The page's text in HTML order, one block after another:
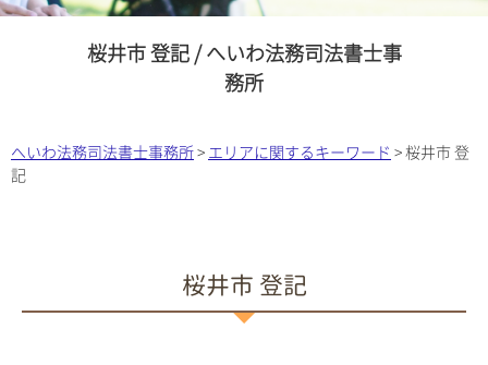
桜井市 登記 / へいわ法務司法書士事
務所
へいわ法務司法書士事務所> エリアに関するキーワード >桜井市 登
記
桜井市 登記